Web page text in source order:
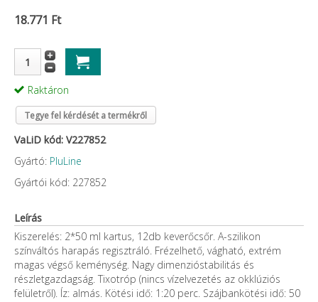
18.771 Ft
Raktáron
Tegye fel kérdését a termékről
VaLiD kód: V227852
Gyártó: PluLine
Gyártói kód: 227852
Leírás
Kiszerelés: 2*50 ml kartus, 12db keverőcsőr. A-szilikon
színváltós harapás regisztráló. Frézelhető, vágható, extrém
magas végső keménység. Nagy dimenzióstabilitás és
részletgazdagság. Tixotróp (nincs vízelvezetés az okklúziós
felületről). Íz: almás. Kötési idő: 1:20 perc. Szájbankötési idő: 50